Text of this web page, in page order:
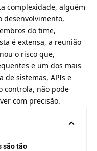
complexidade, alguém
desenvolvimento,
do time,
é extensa, a reunião
o risco que,
e um dos mais
de sistemas, APIs e
controla, não pode
com precisão.
são tão